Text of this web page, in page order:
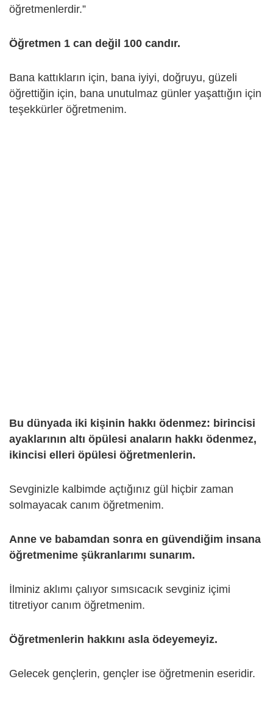
öğretmenlerdir.”
Öğretmen 1 can değil 100 candır.
Bana kattıkların için, bana iyiyi, doğruyu, güzeli
öğrettiğin için, bana unutulmaz günler yaşattığın için
teşekkürler öğretmenim.
Bu dünyada iki kişinin hakkı ödenmez: birincisi
ayaklarının altı öpülesi anaların hakkı ödenmez,
ikincisi elleri öpülesi öğretmenlerin.
Sevginizle kalbimde açtığınız gül hiçbir zaman
solmayacak canım öğretmenim.
Anne ve babamdan sonra en güvendiğim insana
öğretmenime şükranlarımı sunarım.
İlminiz aklımı çalıyor sımsıcacık sevginiz içimi
titretiyor canım öğretmenim.
Öğretmenlerin hakkını asla ödeyemeyiz.
Gelecek gençlerin, gençler ise öğretmenin eseridir.